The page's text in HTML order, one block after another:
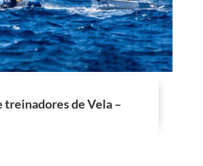
treinadores de Vela –